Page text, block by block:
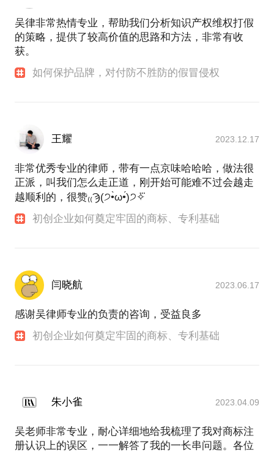
吴律非常热情专业，帮助我们分析知识产权维权打假
的策略，提供了较高价值的思路和方法，非常有收
获。
如何保护品牌，对付防不胜防的假冒侵权
王耀 2023.12.17
非常优秀专业的律师，带有一点京味哈哈哈，做法很
正派，叫我们怎么走正道，刚开始可能难不过会越走
越顺利的，很赞₍₍Ϡ(੭•̀ω•́)੭✧⃛
初创企业如何奠定牢固的商标、专利基础
闫晓航 2023.06.17
感谢吴律师专业的负责的咨询，受益良多
初创企业如何奠定牢固的商标、专利基础
朱小雀 2023.04.09
吴老师非常专业，耐心详细地给我梳理了我对商标注
册认识上的误区，一一解答了我的一长串问题。各位